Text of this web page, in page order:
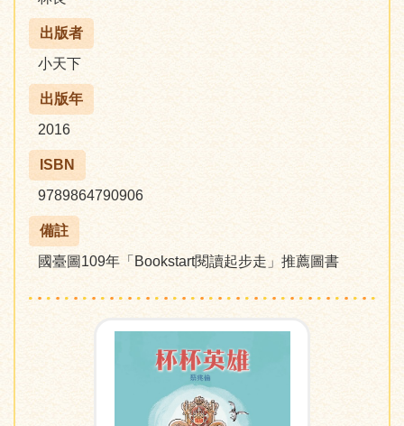
出版者
小天下
出版年
2016
ISBN
9789864790906
備註
國臺圖109年「Bookstart閱讀起步走」推薦圖書